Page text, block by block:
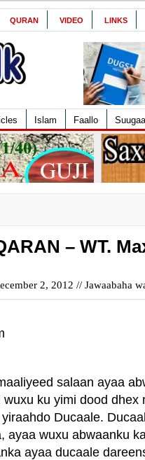
QURAN VIDEO LINKS
Islam Faallo
– WT.
2, 2012 // Jawaabaha
salaan ayaa
ku yimi dood dhex
Ducaale.
ayaa wuxu abwaanku
ayaa ducaale